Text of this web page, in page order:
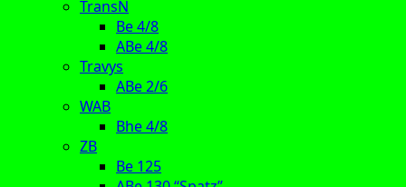
TransN
Be 4/8
ABe 4/8
Travys
ABe 2/6
WAB
Bhe 4/8
ZB
Be 125